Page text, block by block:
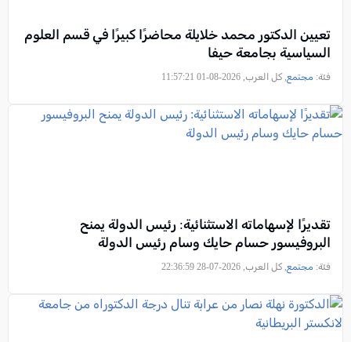
تعيين الدكتور محمد خلايلة محاضرًا كبيرًا في قسم العلوم
السياسية بجامعة حيفا
فئة: مجتمع, كل العرب, 2026-08-01 11:57:21
تقديرًا لإسهاماته الاستثنائية: رئيس الدولة يمنح
البروفيسور حسام حايك وسام رئيس الدولة
فئة: مجتمع, كل العرب, 2026-07-28 22:36:59